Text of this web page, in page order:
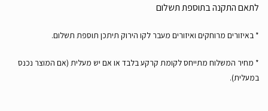
לתאם התקנה בתוספת תשלום
* באיזורים מרוחקים ואיזורים מעבר לקו הירוק תיתכן תוספת תשלום.
* מחיר המשלוח מתייחס לקומת קרקע בלבד או אם יש מעלית (אם המוצר נכנס
במעלית).